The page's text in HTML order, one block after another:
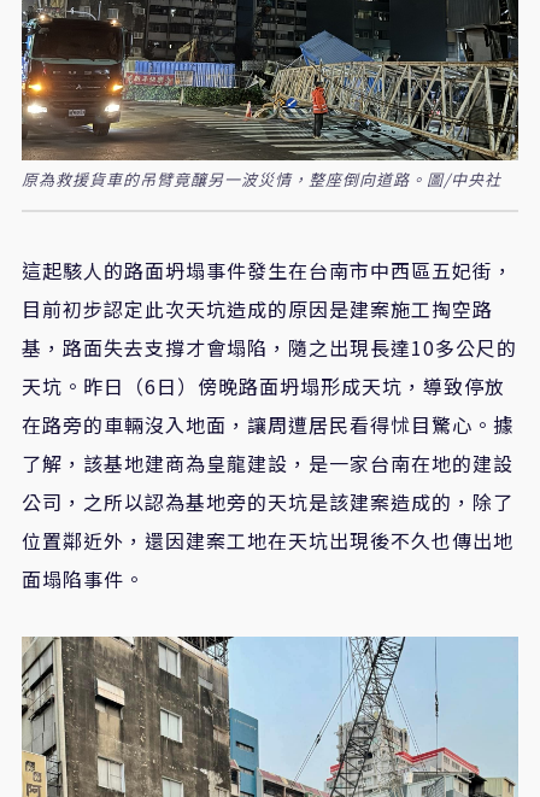
原為救援貨車的吊臂竟釀另一波災情，整座倒向道路。圖/中央社
這起駭人的路面坍塌事件發生在台南市中西區五妃街，
目前初步認定此次天坑造成的原因是建案施工掏空路
基，路面失去支撐才會塌陷，隨之出現長達10多公尺的
天坑。昨日（6日）傍晚路面坍塌形成天坑，導致停放
在路旁的車輛沒入地面，讓周遭居民看得怵目驚心。據
了解，該基地建商為皇龍建設，是一家台南在地的建設
公司，之所以認為基地旁的天坑是該建案造成的，除了
位置鄰近外，還因建案工地在天坑出現後不久也傳出地
面塌陷事件。